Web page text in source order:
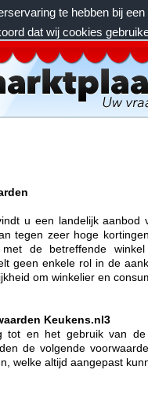
te hebben bij
dat wij cookies
u een landelijk aanbod
tegen zeer hoge
de betreffende
geen enkele rol in de
om winkelier en
Keukens.nl3
tot en het gebruik van
de volgende
welke altijd aangepast